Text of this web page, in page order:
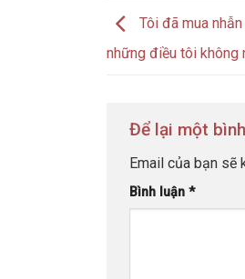
Tôi đã mua
những điều tôi không
Để lại một
Email của bạn sẽ
Bình luận *